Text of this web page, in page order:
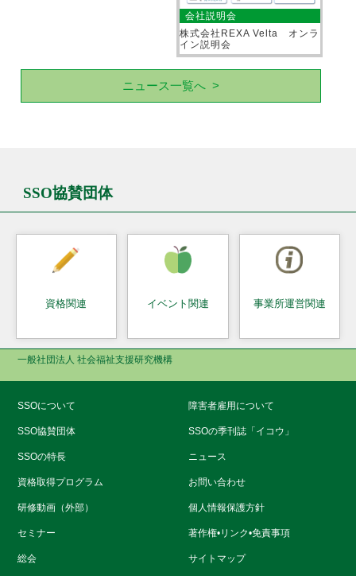
会社説明会
株式会社REXA Velta オンラ
イン説明会
ニュース一覧へ >
SSO協賛団体
資格関連 イベント関連 事業所運営関連
一般社団法人 社会福祉支援研究機構
SSOについて
SSO協賛団体
SSOの特長
資格取得プログラム
研修動画（外部）
セミナー
総会
障害者雇用について
SSOの季刊誌「イコウ」
ニュース
お問い合わせ
個人情報保護方針
著作権•リンク•免責事項
サイトマップ